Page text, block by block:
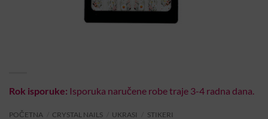
Rok isporuke: Isporuka naručene robe traje 3-4 radna dana.
POČETNA CRYSTAL NAILS UKRASI STIKERI